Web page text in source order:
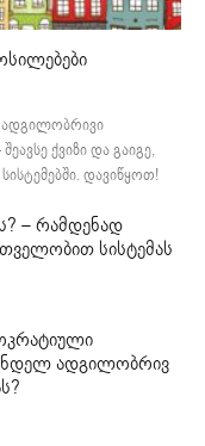
ადგილობრივი
ქვიზი და გაიგე,
დავიწყოთ!
– რამდენად
სისტემას
ადგილობრივ